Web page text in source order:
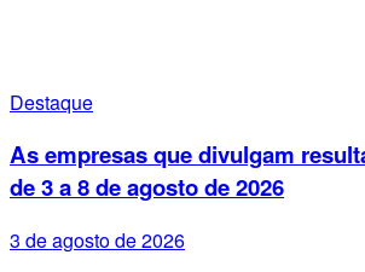
Destaque
As empresas que divulgam
de 3 a 8 de agosto de 2026
3 de agosto de 2026